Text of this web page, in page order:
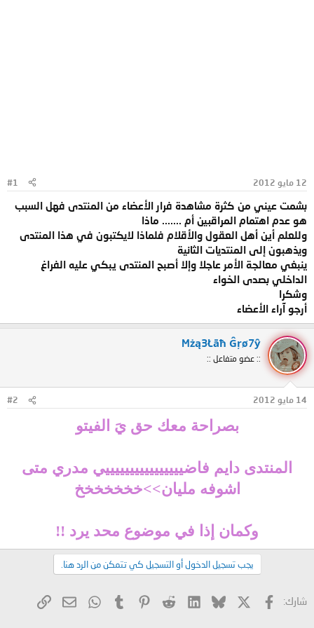
12 مايو 2012 #1
بشمت عيني من كثرة مشاهدة فرار الأعضاء من المنتدى فهل السبب
هو عدم اهتمام المراقبين أم ....... ماذا
وللعلم أين أهل العقول والأقلام فلماذا لايكتبون في هذا المنتدى
ويذهبون إلى المنتديات الثانية
ينبغي معالجة الأمر عاجلا وإلا أصبح المنتدى يبكي عليه الفراغ
الداخلي بصدى الخواء
وشكرا
أرجو آراء الأعضاء
Mżą3Łāħ Ĝŗø7ŷ
:: عضو متفاعل ::
14 مايو 2012 #2
بصراحة معك حق يَ الفيتو
المنتدى دايم فاضييييييييييييييييي مدري متى
اشوفه مليان>>خخخخخخخ
وكمان إذا في موضوع محد يرد !!
يجب تسجيل الدخول أو التسجيل كي تتمكن من الرد هنا.
شارك: فيسبوك Bluesky
LinkedIn
Reddit
Pinterest
Tumblr
WhatsApp
البريد